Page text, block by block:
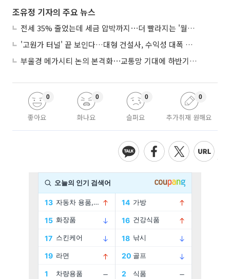
조유정 기자의 주요 뉴스
전세 35% 줄었는데 세금 압박까지⋯더 빨라지는 '월세화'
'고원가 터널' 끝 보인다…대형 건설사, 수익성 대폭 개선
부울경 메가시티 논의 본격화⋯교통망 기대에 하반기 분양시장 '주목'
좋아요
0
화나요
0
슬퍼요
0
추가취재 원해요
0